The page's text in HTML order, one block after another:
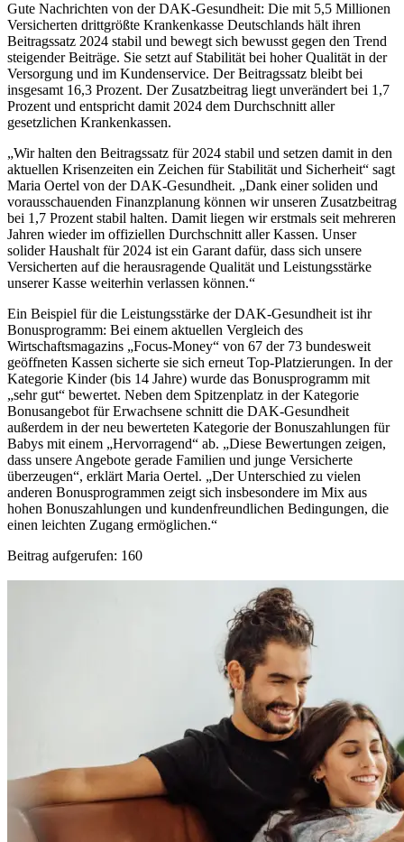
Gute Nachrichten von der DAK-Gesundheit: Die mit 5,5 Millionen
Versicherten drittgrößte Krankenkasse Deutschlands hält ihren
Beitragssatz 2024 stabil und bewegt sich bewusst gegen den Trend
steigender Beiträge. Sie setzt auf Stabilität bei hoher Qualität in der
Versorgung und im Kundenservice. Der Beitragssatz bleibt bei
insgesamt 16,3 Prozent. Der Zusatzbeitrag liegt unverändert bei 1,7
Prozent und entspricht damit 2024 dem Durchschnitt aller
gesetzlichen Krankenkassen.
„Wir halten den Beitragssatz für 2024 stabil und setzen damit in den
aktuellen Krisenzeiten ein Zeichen für Stabilität und Sicherheit“ sagt
Maria Oertel von der DAK-Gesundheit. „Dank einer soliden und
vorausschauenden Finanzplanung können wir unseren Zusatzbeitrag
bei 1,7 Prozent stabil halten. Damit liegen wir erstmals seit mehreren
Jahren wieder im offiziellen Durchschnitt aller Kassen. Unser
solider Haushalt für 2024 ist ein Garant dafür, dass sich unsere
Versicherten auf die herausragende Qualität und Leistungsstärke
unserer Kasse weiterhin verlassen können.“
Ein Beispiel für die Leistungsstärke der DAK-Gesundheit ist ihr
Bonusprogramm: Bei einem aktuellen Vergleich des
Wirtschaftsmagazins „Focus-Money“ von 67 der 73 bundesweit
geöffneten Kassen sicherte sie sich erneut Top-Platzierungen. In der
Kategorie Kinder (bis 14 Jahre) wurde das Bonusprogramm mit
„sehr gut“ bewertet. Neben dem Spitzenplatz in der Kategorie
Bonusangebot für Erwachsene schnitt die DAK-Gesundheit
außerdem in der neu bewerteten Kategorie der Bonuszahlungen für
Babys mit einem „Hervorragend“ ab. „Diese Bewertungen zeigen,
dass unsere Angebote gerade Familien und junge Versicherte
überzeugen“, erklärt Maria Oertel. „Der Unterschied zu vielen
anderen Bonusprogrammen zeigt sich insbesondere im Mix aus
hohen Bonuszahlungen und kundenfreundlichen Bedingungen, die
einen leichten Zugang ermöglichen.“
Beitrag aufgerufen: 160